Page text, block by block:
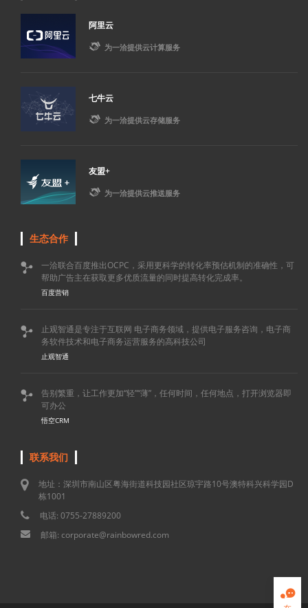
阿里云
 为一洽提供云计算服务
七牛云
 为一洽提供云存储服务
友盟+
 为一洽提供云推送服务
生态合作

一洽联合百度推出OCPC，采用更科学的转化率预估机制的准确性，可
帮助广告主在获取更多优质流量的同时提高转化完成率。
百度营销

止观智通是专注于互联网 电子商务领域，提供电子服务咨询，电子商
务软件技术和电子商务运营服务的高科技公司
止观智通

告别繁重，让工作更加“轻”“薄”，任何时间，任何地点，打开浏览器即
可办公
悟空CRM
联系我们
地址：深圳市南山区粤海街道科技园社区琼宇路10号澳特科兴科学园D
栋1001
电话: 0755-27889200
邮箱: corporate@rainbowred.com
